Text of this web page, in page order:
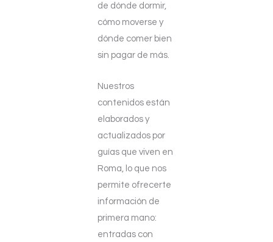
de dónde dormir,
cómo moverse y
dónde comer bien
sin pagar de más.
Nuestros
contenidos están
elaborados y
actualizados por
guías que viven en
Roma, lo que nos
permite ofrecerte
información de
primera mano:
entradas con